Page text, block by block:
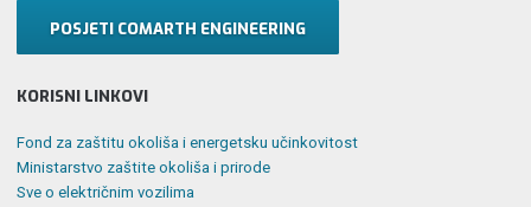
POSJETI COMARTH ENGINEERING
KORISNI LINKOVI
Fond za zaštitu okoliša i energetsku učinkovitost
Ministarstvo zaštite okoliša i prirode
Sve o električnim vozilima